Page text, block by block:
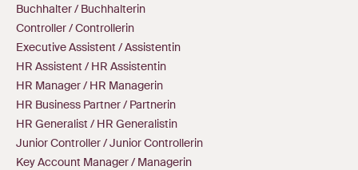
Buchhalter / Buchhalterin
Controller / Controllerin
Executive Assistent / Assistentin
HR Assistent / HR Assistentin
HR Manager / HR Managerin
HR Business Partner / Partnerin
HR Generalist / HR Generalistin
Junior Controller / Junior Controllerin
Key Account Manager / Managerin